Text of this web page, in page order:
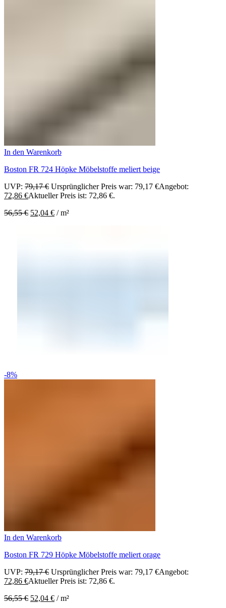
In den Warenkorb
Boston FR 724 Höpke Möbelstoffe meliert beige
UVP: 79,17€ Ursprünglicher Preis war: 79,17 €Angebot:
72,86 €Aktueller Preis ist: 72,86 €.
56,55€ 52,04 € /m²
-8%
In den Warenkorb
Boston FR 729 Höpke Möbelstoffe meliert orage
UVP: 79,17€ Ursprünglicher Preis war: 79,17 €Angebot:
72,86 €Aktueller Preis ist: 72,86 €.
56,55€ 52,04 € /m²